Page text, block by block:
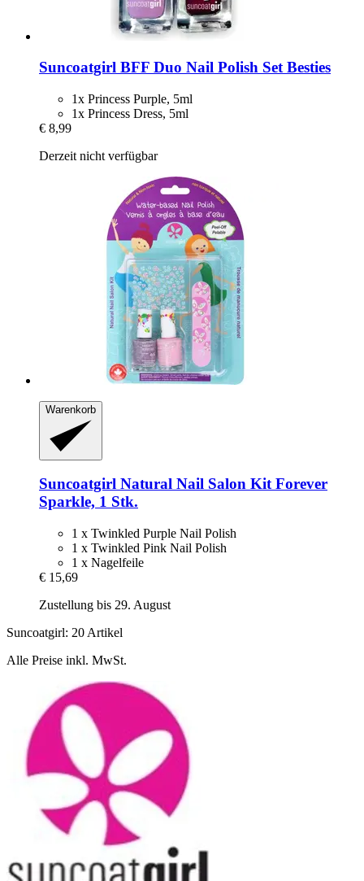
Suncoatgirl BFF Duo Nail Polish Set Besties
1x Princess Purple, 5ml
1x Princess Dress, 5ml
€ 8,99
Derzeit nicht verfügbar
Warenkorb
Suncoatgirl Natural Nail Salon Kit Forever
Sparkle, 1 Stk.
1 x Twinkled Purple Nail Polish
1 x Twinkled Pink Nail Polish
1 x Nagelfeile
€ 15,69
Zustellung bis 29. August
Suncoatgirl: 20 Artikel
Alle Preise inkl. MwSt.